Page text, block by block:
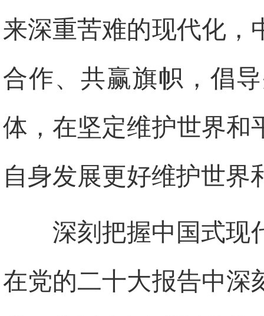
来深重苦难的现代化，
合作、共赢旗帜，倡
体，在坚定维护世界和
自身发展更好维护世界
深刻把握中国式现
在党的二十大报告中深